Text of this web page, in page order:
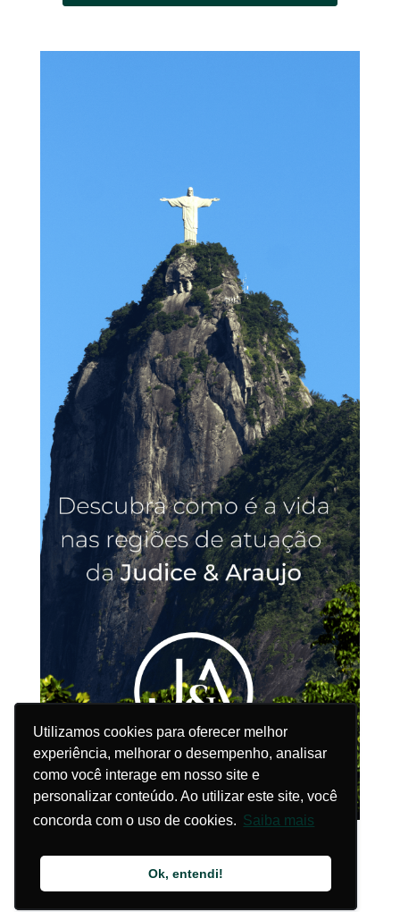
Utilizamos cookies para oferecer melhor
experiência, melhorar o desempenho, analisar
como você interage em nosso site e
personalizar conteúdo. Ao utilizar este site, você
concorda com o uso de cookies. Saiba mais
Ok, entendi!
Utilizamos cookies para oferecer melhor
experiência, melhorar o desempenho, analisar
como você interage em nosso site e
personalizar conteúdo. Ao utilizar este site, você
concorda com o uso de cookies. Saiba mais
Ok, entendi!